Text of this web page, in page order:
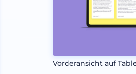
Vorderansicht auf